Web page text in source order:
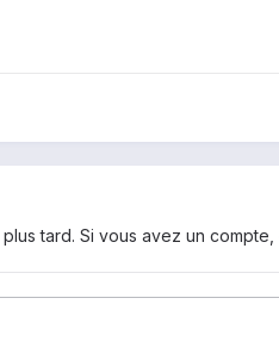
tard. Si vous avez un compte,